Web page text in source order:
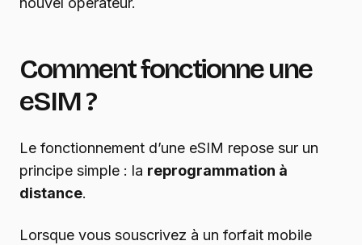
Comment fonctionne une
eSIM ?
Le fonctionnement d’une eSIM repose sur un
principe simple : la reprogrammation à
distance.
Lorsque vous souscrivez à un forfait mobile